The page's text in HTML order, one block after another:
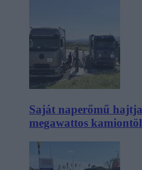
Saját naperőmű
megawattos